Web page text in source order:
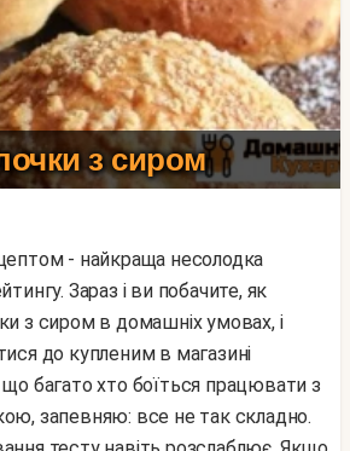
з сиром
Зараз і ви побачите, як
з сиром в домашніх умовах, і
до купленим в магазині
багато хто боїться працювати з
запевняю: все не так складно.